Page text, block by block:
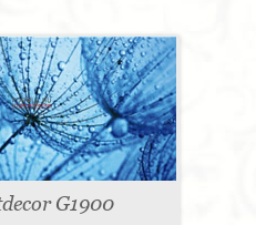
G1900